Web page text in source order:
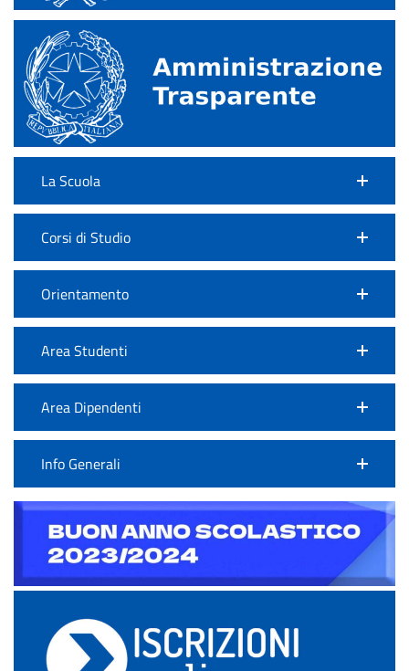
La Scuola
Corsi di Studio
Orientamento
Area Studenti
Area Dipendenti
Info Generali